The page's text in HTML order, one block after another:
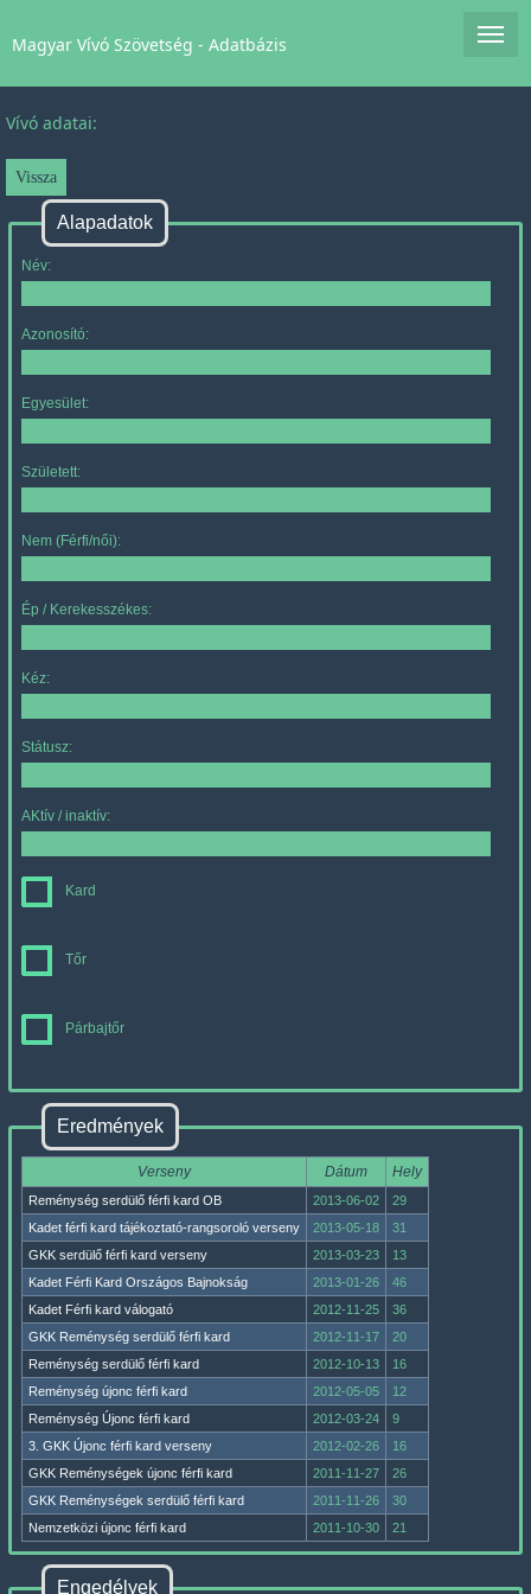
Magyar Vívó Szövetség - Adatbázis
Vívó adatai:
Alapadatok
Név:
Azonosító:
Egyesület:
Született:
Nem (Férfi/női):
Ép / Kerekesszékes:
Kéz:
Státusz:
AKtív / inaktív:
Kard
Tőr
Párbajtőr
Eredmények
Verseny Dátum Hely
Reménység serdülő férfi kard OB 2013-06-02
29
Kadet férfi kard tájékoztató-rangsoroló verseny
2013-05-18
31
GKK serdülő férfi kard verseny
2013-03-23
13
Kadet Férfi Kard Országos Bajnokság
2013-01-26
46
Kadet Férfi kard válogató
2012-11-25
36
GKK Reménység serdülő férfi kard
2012-11-17
20
Reménység serdülő férfi kard
2012-10-13
16
Reménység újonc férfi kard
2012-05-05
12
Reménység Újonc férfi kard
2012-03-24
9
3. GKK Újonc férfi kard verseny
2012-02-26
16
GKK Reménységek újonc férfi kard
2011-11-27
26
GKK Reménységek serdülő férfi kard
2011-11-26
30
Nemzetközi újonc férfi kard
2011-10-30 21
Engedélyek